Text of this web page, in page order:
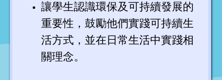
讓學生認識環保及可持續發展的
重要性，鼓勵他們實踐可持續生
活方式，並在日常生活中實踐相
關理念。